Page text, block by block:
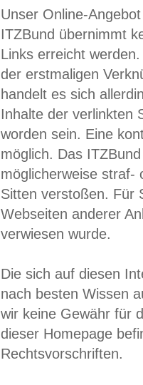
Unser Online-
ITZBund übernimmt
Links erreicht
der erstmaligen
handelt es sich
Inhalte der verlinkten
worden sein. Eine
möglich. Das
möglicherweise straf-
Sitten verstoßen. Für
Webseiten anderer
verwiesen wurde.
Die sich auf diesen
nach besten Wissen
wir keine Gewähr für
dieser Homepage
Rechtsvorschriften.